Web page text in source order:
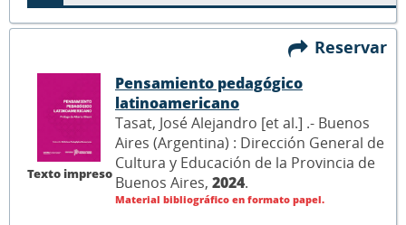
Reservar
Texto impreso
Pensamiento pedagógico
latinoamericano
Tasat, José Alejandro [et al.] .- Buenos
Aires (Argentina) : Dirección General de
Cultura y Educación de la Provincia de
Buenos Aires, 2024.
Material bibliográfico en formato papel.